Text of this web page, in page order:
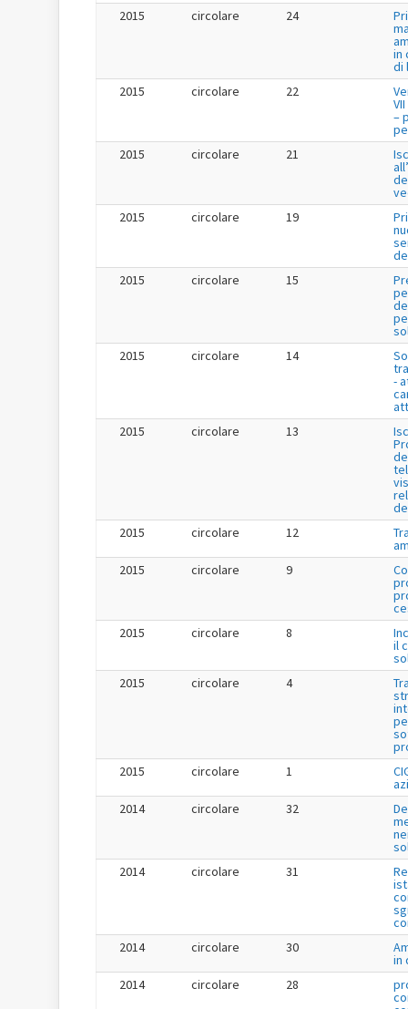
2015
circolare 24
in
di
2015
circolare 22
–
2015
circolare 21
2015
circolare 19
2015
circolare 15
2015
circolare 14
-
2015
circolare 13
2015
circolare 12
2015
circolare 9
2015
circolare 8
il
2015
circolare 4
2015
circolare 1
2014
circolare 32
2014
circolare 31
2014
circolare 30
in
2014
circolare 28